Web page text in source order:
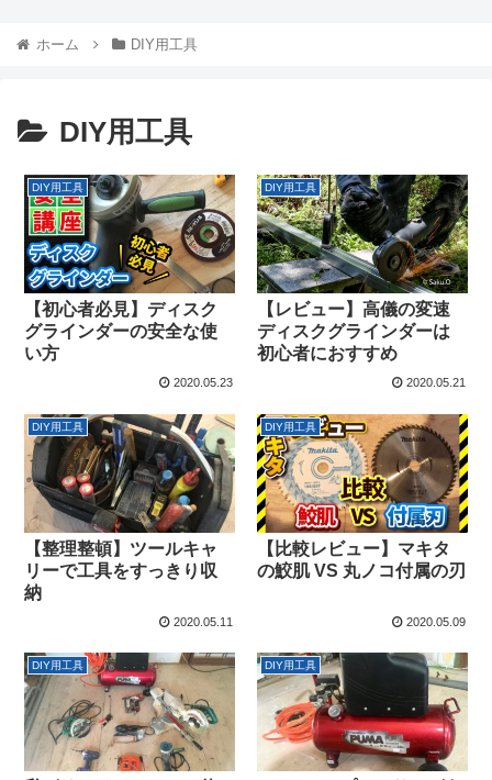
ホーム DIY用工具
DIY用工具
DIY用工具
【初心者必見】ディスク
グラインダーの安全な使
い方
2020.05.23
DIY用工具
【レビュー】高儀の変速
ディスクグラインダーは
初心者におすすめ
2020.05.21
DIY用工具
【整理整頓】ツールキャ
リーで工具をすっきり収
納
2020.05.11
DIY用工具
【比較レビュー】マキタ
の鮫肌 VS 丸ノコ付属の刃
2020.05.09
DIY用工具 DIY用工具